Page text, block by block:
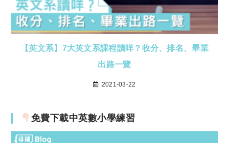
【英文系】7大英文系課程讀咩？收分、排名、畢業
出路一覽
2021-03-22
免費下載中英數小學練習